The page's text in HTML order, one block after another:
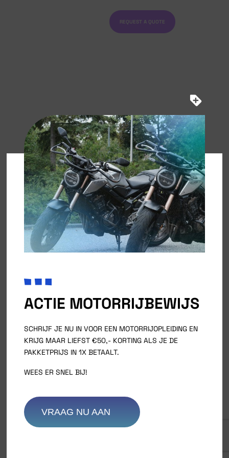
REQUEST A QUOTE
ACTIE MOTORRIJBEWIJS
SCHRIJF JE NU IN VOOR EEN MOTORRIJOPLEIDING EN
KRIJG MAAR LIEFST €50,- KORTING ALS JE DE
PAKKETPRIJS IN 1X BETAALT.
WEES ER SNEL BIJ!
VRAAG NU AAN